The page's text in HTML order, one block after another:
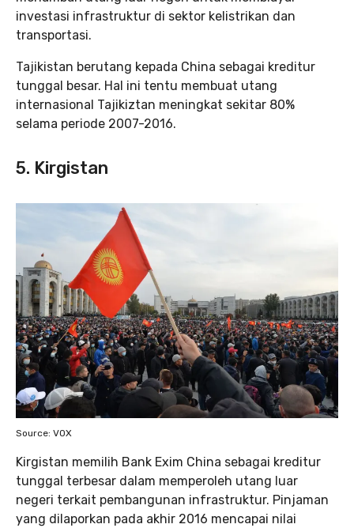
investasi infrastruktur di sektor kelistrikan dan
transportasi.
Tajikistan berutang kepada China sebagai kreditur
tunggal besar. Hal ini tentu membuat utang
internasional Tajikiztan meningkat sekitar 80%
selama periode 2007-2016.
5. Kirgistan
Source: VOX
Kirgistan memilih Bank Exim China sebagai kreditur
tunggal terbesar dalam memperoleh utang luar
negeri terkait pembangunan infrastruktur. Pinjaman
yang dilaporkan pada akhir 2016 mencapai nilai